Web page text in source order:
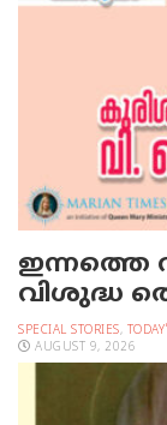
ഇന്നത്തെ
വിശുദ്ധ
SPECIAL STORIES,
AUGUST 9, 2026